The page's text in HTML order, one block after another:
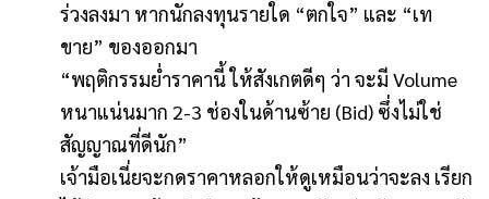
ร่วงลงมา หากนักลงทุนรายใด “ตกใจ” และ “เท
ขาย” ของออกมา
“พฤติกรรมย่ำราคานี้ ให้สังเกตดีๆ ว่า จะมี Volume
หนาแน่นมาก 2-3 ช่องในด้านซ้าย (Bid) ซึ่งไม่ใช่
สัญญาณที่ดีนัก”
เจ้ามือเนี่ยจะกดราคาหลอกให้ดูเหมือนว่าจะลง เรียก